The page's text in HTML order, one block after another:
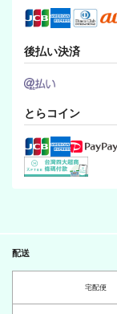
1,375
燭台切光忠×一期一振
後払い決済
とらコイン
配送
宅配便